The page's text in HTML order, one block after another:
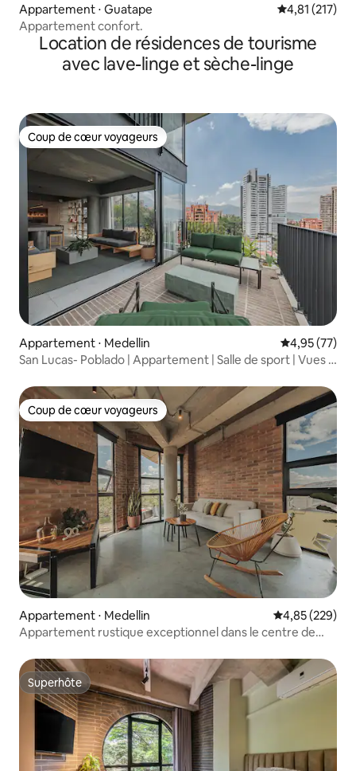
Appartement ⋅ Guatape Évaluation
4,81 (217)
Appartement confort.
Location de résidences de tourisme
avec lave-linge et sèche-linge
Coup de cœur voyageurs
Coup de cœur voyageurs
Appartement ⋅ Medellin Évaluation
4,95 (77)
San Lucas- Poblado | Appartement | Salle de sport | Vues |
Coup de cœur voyageurs
Coup de cœur voyageurs
Appartement ⋅ Medellin Évaluation
4,85 (229)
Appartement rustique exceptionnel dans le centre de
Superhôte
Superhôte